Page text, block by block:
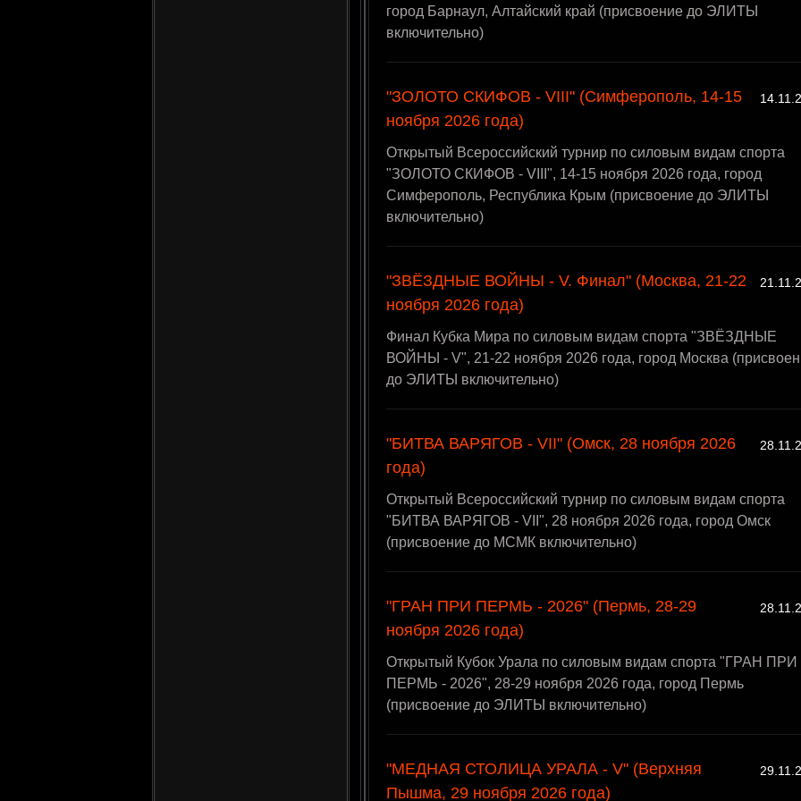
город Барнаул, Алтайский край (присвоение до ЭЛИТЫ
включительно)
"ЗОЛОТО СКИФОВ - VIII" (Симферополь, 14-15
ноября 2026 года)
Открытый Всероссийский турнир по силовым видам спорта
"ЗОЛОТО СКИФОВ - VIII", 14-15 ноября 2026 года, город
Симферополь, Республика Крым (присвоение до ЭЛИТЫ
включительно)
"ЗВЁЗДНЫЕ ВОЙНЫ - V. Финал" (Москва, 21-22
ноября 2026 года)
Финал Кубка Мира по силовым видам спорта "ЗВЁЗДНЫЕ
ВОЙНЫ - V", 21-22 ноября 2026 года, город Москва
до ЭЛИТЫ включительно)
"БИТВА ВАРЯГОВ - VII" (Омск, 28 ноября 2026
года)
Открытый Всероссийский турнир по силовым видам спорта
"БИТВА ВАРЯГОВ - VII", 28 ноября 2026 года, город Омск
(присвоение до МСМК включительно)
"ГРАН ПРИ ПЕРМЬ - 2026" (Пермь, 28-29
ноября 2026 года)
Открытый Кубок Урала по силовым видам спорта "ГРАН ПРИ
ПЕРМЬ - 2026", 28-29 ноября 2026 года, город Пермь
(присвоение до ЭЛИТЫ включительно)
"МЕДНАЯ СТОЛИЦА УРАЛА - V" (Верхняя
Пышма, 29 ноября 2026 года)